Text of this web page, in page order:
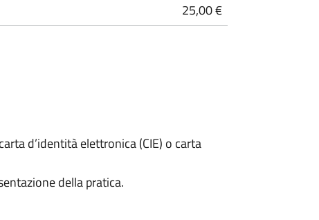
25,00 €
d’identità elettronica (CIE) o carta
della pratica.